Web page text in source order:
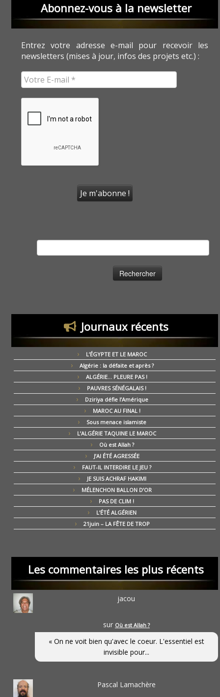
Abonnez-vous à la newsletter
Entrez votre adresse e-mail pour recevoir les
newsletters (mises à jour, infos des projets etc.) :
Journaux récents
L’ÉGYPTE ET LE MAROC
Algérie : la défaite et après ?
ALGÉRIE… PLEURE PAS !
PAUVRES SÉNÉGALAIS !
Dziriya défie l’Amérique
MAROC AU FINAL !
Sous menace islamiste
L’ALGÉRIE TAQUINE LE MAROC
Où est Allah ?
J’AI ÉTÉ AGRESSÉE
FAUT-IL INTERDIRE LE JEU ?
JE SUIS ACHRAF HAKIMI
MÉLENCHON BALLON D’OR
PAS DE CLIM !
L’ÉTÉ ALGÉRIEN
21juin – LA FÊTE DE TROP
Les commentaires les plus récents
jacou
sur Où est Allah ?
« On ne voit bien qu'avec le coeur. L'essentiel est
invisible pour...
Pascal Lamachère